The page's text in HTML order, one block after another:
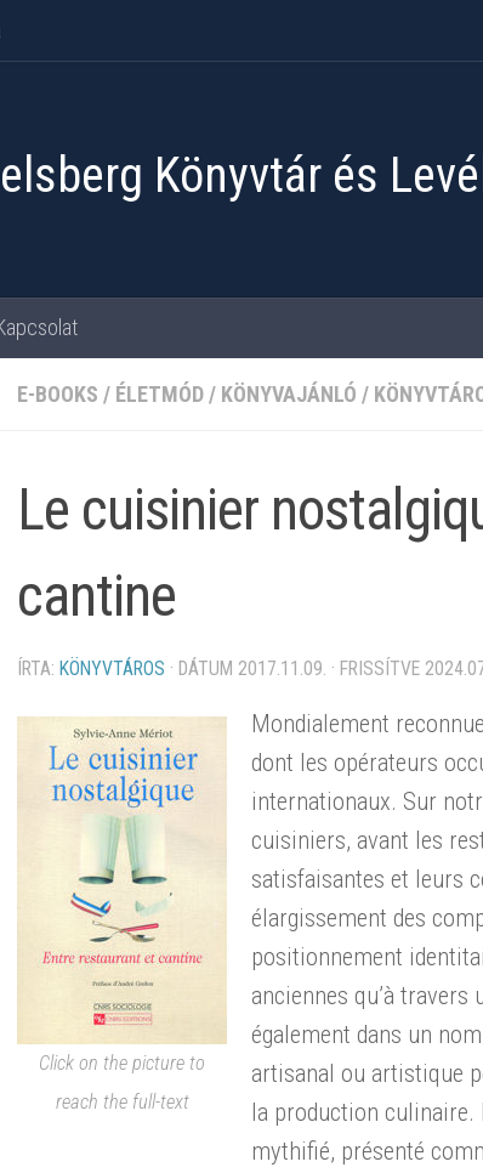
Könyvtár és
E-BOOKS / ÉLETMÓD / KÖNYVAJÁNLÓ /
Le cuisinier
cantine
ÍRTA: KÖNYVTÁROS · DÁTUM 2017.11.09. · FRISSÍTVE
Click on the picture to
reach the full-text
Mondialement
dont les opérateurs
internationaux. Sur
cuisiniers, avant les
satisfaisantes et leurs
élargissement des
positionnement
anciennes qu’à travers
également dans un
artisanal ou artistique
la production culinaire.
mythifié, présenté